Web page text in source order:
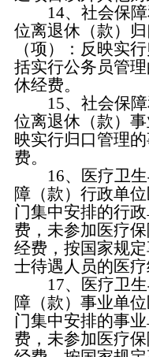
14、社会保障
位离退休（款）
（项）：反映实
括实行公务员管
休经费。
15、社会保障
位离退休（款）
映实行归口管理
费。
16、医疗卫生
障（款）行政单
门集中安排的行
费，未参加医疗
经费，按国家规
士待遇人员的医疗
17、医疗卫生
障（款）事业单
门集中安排的事
费，未参加医疗